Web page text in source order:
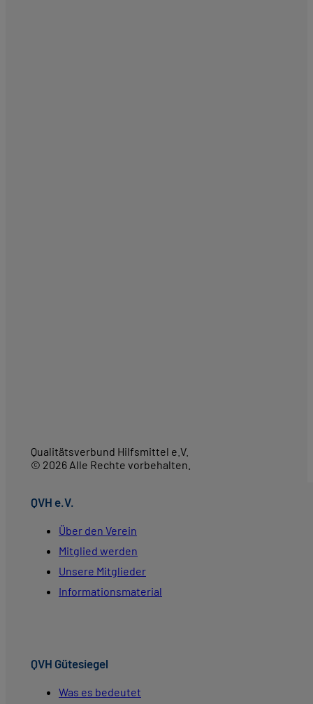
Qualitätsverbund Hilfsmittel e.V.
© 2026 Alle Rechte vorbehalten.
QVH e.V.
Über den Verein
Mitglied werden
Unsere Mitglieder
Informationsmaterial
QVH Gütesiegel
Was es bedeutet